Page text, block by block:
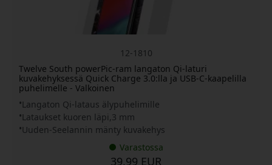
12-1810
Twelve South powerPic-ram langaton Qi-laturi
kuvakehyksessä Quick Charge 3.0:lla ja USB-C-kaapelilla
puhelimelle - Valkoinen
Langaton Qi-lataus älypuhelimille
Lataukset kuoren läpi,3 mm
Uuden-Seelannin mänty kuvakehys
Varastossa
39.99 EUR